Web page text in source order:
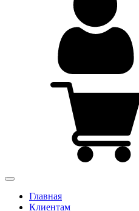
Главная
Клиентам